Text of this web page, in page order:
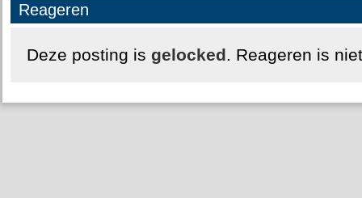
Reageren
Deze posting is gelocked. Reageren is